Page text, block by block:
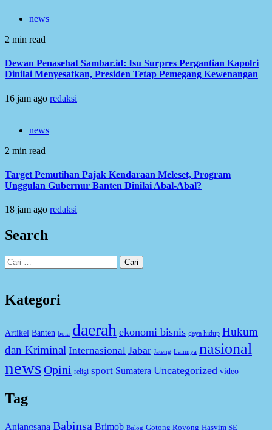
news
2 min read
Dewan Penasehat Sambar.id: Isu Surpres Pergantian Kapolri
Dinilai Menyesatkan, Presiden Tetap Pemegang Kewenangan
16 jam ago redaksi
news
2 min read
Target Pemutihan Pajak Kendaraan Meleset, Program
Unggulan Gubernur Banten Dinilai Abal-Abal?
18 jam ago redaksi
Search
Cari
untuk:
Kategori
Artikel Banten bola daerah ekonomi bisnis gaya hidup Hukum
dan Kriminal Internasional Jabar Jateng Lainnya nasional
newsOpini religi sport Sumatera Uncategorized video
Tag
Anjangsana Babinsa Brimob Bulog Gotong Royong Hasyim SE